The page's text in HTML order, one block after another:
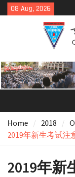
Skip
to
08 Aug, 2026
Home 2018
2019年新生考试注
2019年新